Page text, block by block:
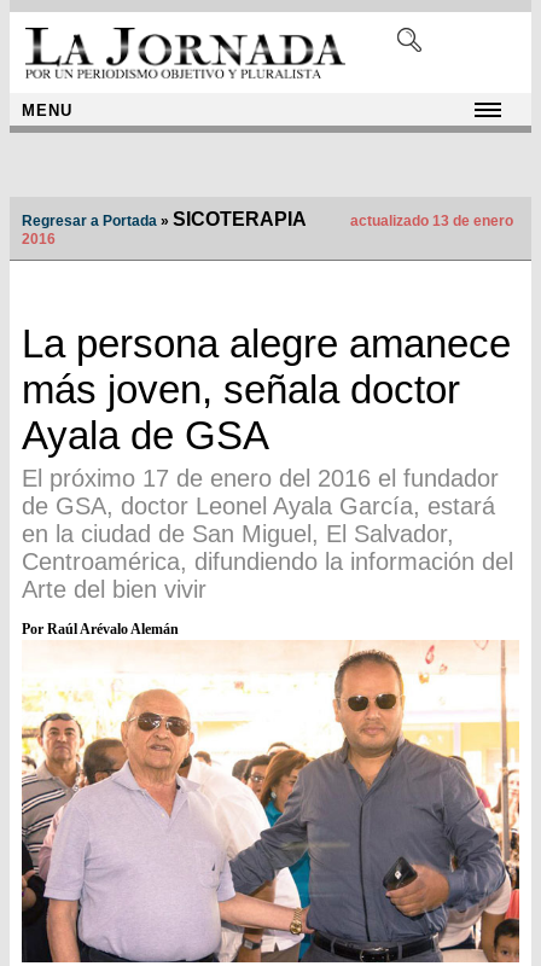
MENU
Regresar a Portada » SICOTERAPIA
actualizado 13 de enero
2016
La persona alegre amanece
más joven, señala doctor
Ayala de GSA
El próximo 17 de enero del 2016 el fundador
de GSA, doctor Leonel Ayala García, estará
en la ciudad de San Miguel, El Salvador,
Centroamérica, difundiendo la información del
Arte del bien vivir
Por Raúl Arévalo Alemán